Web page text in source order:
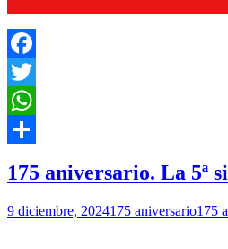
Facebook
Twitter
WhatsApp
175 aniversario. La 5ª
9 diciembre, 2024175 aniversario175